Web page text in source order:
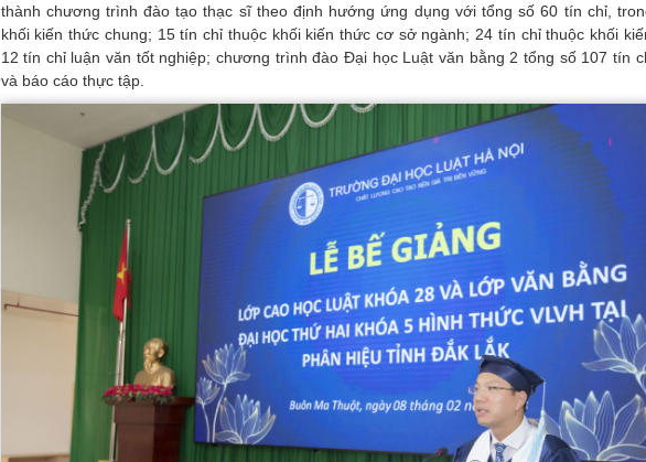
thành chương trình đào tạo thạc sĩ theo định hướng ứng dụng với tổng số 60 tín chỉ,
khối kiến thức chung; 15 tín chỉ thuộc khối kiến thức cơ sở ngành; 24 tín chỉ thuộc khối
12 tín chỉ luận văn tốt nghiệp; chương trình đào Đại học Luật văn bằng 2 tổng số 107 tín
và báo cáo thực tập.